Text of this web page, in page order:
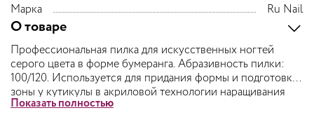
Марка Ru Nail
О товаре
Профессиональная пилка для искусственных ногтей
серого цвета в форме бумеранга. Абразивность пилки:
100/120. Используется для придания формы и подготовки
зоны у кутикулы в акриловой технологии наращивания
ногтей.
Показать полностью